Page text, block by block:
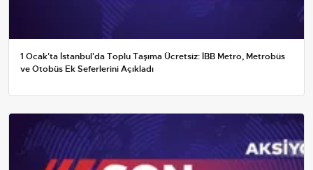
1 Ocak'ta İstanbul'da Toplu Taşıma Ücretsiz: İBB Metro, Metrobüs
ve Otobüs Ek Seferlerini Açıkladı